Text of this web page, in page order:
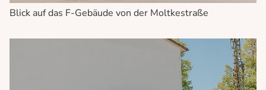
Blick auf das F-Gebäude von der Moltkestraße